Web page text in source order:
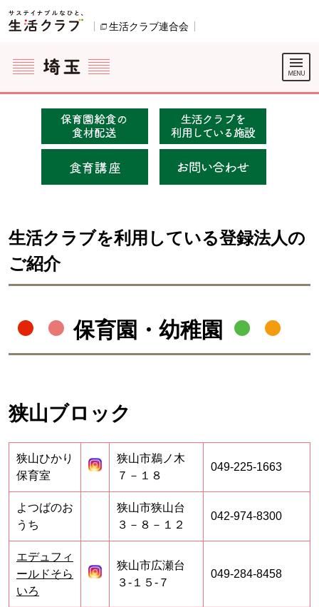
ページの先頭です。
生活クラブ連合会
生活クラブを利用している登録法人の
ご紹介
保育園・幼稚園
狭山ブロック
狭山ひかり
保育室
狭山市鵜ノ木
７－１８
049-225-1663
よつばのお
うち
狭山市狭山台
３－８－１２
042-974-8300
エデュフィ
ールドそら
いろ
狭山市広瀬台
３‐１５‐７
049-284-8458